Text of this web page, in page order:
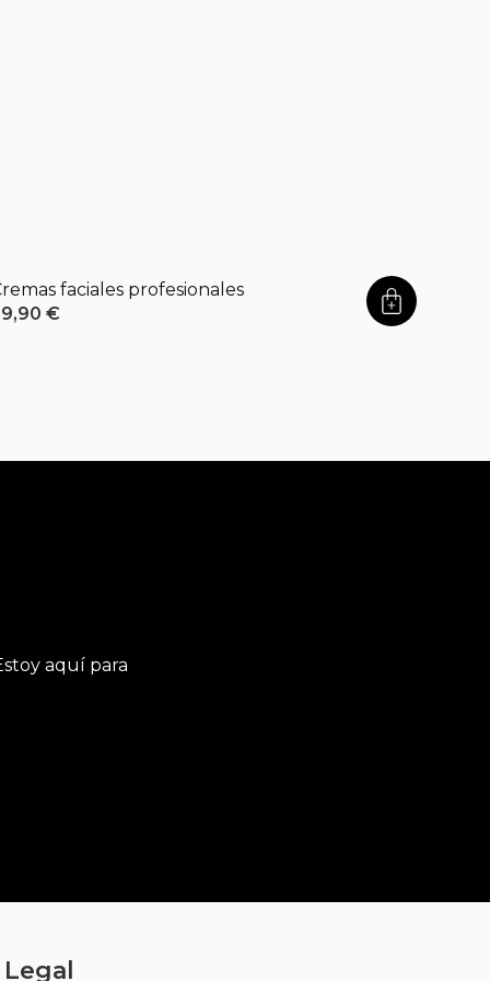
faciales profesionales
€
aquí para
Legal